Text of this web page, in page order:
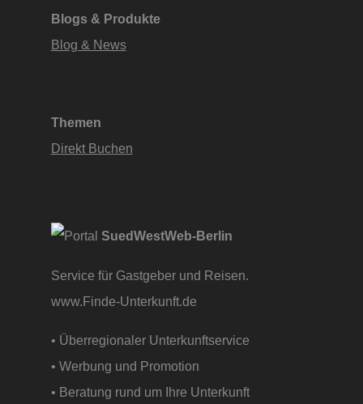
Blogs & Produkte
Blog & News
Themen
Direkt Buchen
SuedWestWeb-Berlin
Service für Gastgeber und Reisen.
www.Finde-Unterkunft.de
• Überregionaler Unterkunftservice
• Werbung und Promotion
• Beratung rund um Ihre Unterkunft